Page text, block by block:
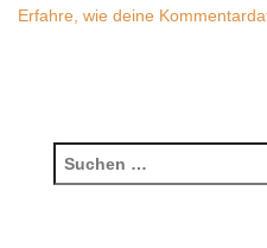
Erfahre, wie deine
u